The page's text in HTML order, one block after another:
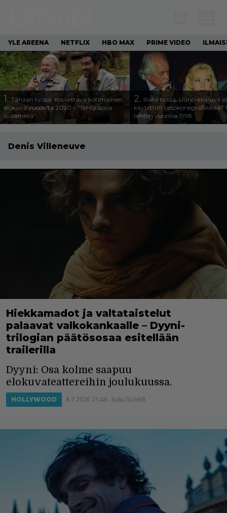
YLE AREENA NETFLIX HBO MAX PRIME VIDEO
1. Tänään tv:ssä: Koskettava kotimainen
elokuva vuodelta 2020 – ”Tehty isolla
sydämellä”
2. Illalla tv:ssä: Uuno-elokuva
käytettiin tietokonegrafiikkaa?
tehtiin vuonna 1998
Denis Villeneuve
Hiekkamadot ja valtataistelut
palaavat valkokankaalle – Dyyni-
trilogian päätösosaa esitellään
trailerilla
Dyyni: Osa kolme saapuu
elokuvateattereihin joulukuussa.
HOLLYWOOD 8.7.2026 21:48 Saku Schildt